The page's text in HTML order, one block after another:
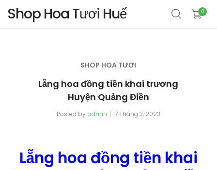
Shop Hoa Tươi Huế 0
SHOP HOA TƯƠI
Lẵng hoa đồng tiền khai trương
Huyện Quảng Điền
Posted by admin 17 Tháng 3, 2023
Lẵng hoa đồng tiền khai